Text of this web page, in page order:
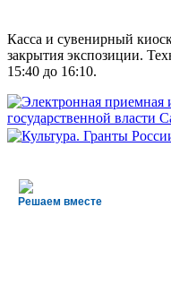
Касса и сувенирный
закрытия экспозиции.
15:40 до 16:10.
Решаем вместе